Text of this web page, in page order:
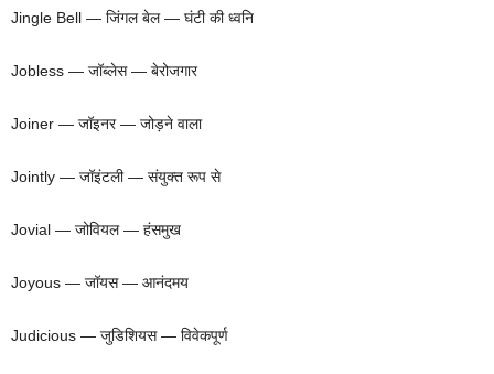
Jingle Bell — जिंगल बेल — घंटी की ध्वनि
Jobless — जॉब्लेस — बेरोजगार
Joiner — जॉइनर — जोड़ने वाला
Jointly — जॉइंटली — संयुक्त रूप से
Jovial — जोवियल — हंसमुख
Joyous — जॉयस — आनंदमय
Judicious — जुडिशियस — विवेकपूर्ण